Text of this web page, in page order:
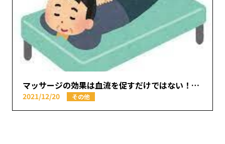
マッサージの効果は血流を促すだけではない！？【本厚木駅で痛みの原因を取り除く あかつき整骨院】
2021/12/20 その他